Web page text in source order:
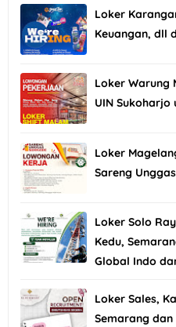
Loker
Keuangan, dll
Loker Warung
UIN Sukoharjo
Loker
Sareng
Loker Solo
Kedu,
Global Indo
Loker Sales,
Semarang